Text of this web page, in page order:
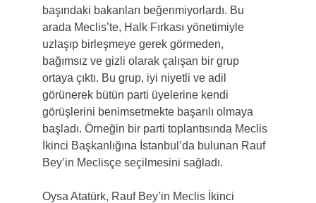
başındaki bakanları beğenmiyorlardı. Bu
arada Meclis’te, Halk Fırkası yönetimiyle
uzlaşıp birleşmeye gerek görmeden,
bağımsız ve gizli olarak çalışan bir grup
ortaya çıktı. Bu grup, iyi niyetli ve adil
görünerek bütün parti üyelerine kendi
görüşlerini benimsetmekte başarılı olmaya
başladı. Örneğin bir parti toplantısında Meclis
İkinci Başkanlığına İstanbul’da bulunan Rauf
Bey’in Meclisçe seçilmesini sağladı.
Oysa Atatürk, Rauf Bey’in Meclis İkinci